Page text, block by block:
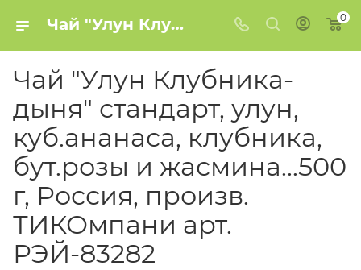
Чай "Улун Клубника-дыня" стандарт, улун, куб.ананаса, клубника, бут.розы и жасмина...500 г, Россия, произв. ТИКОмпани арт. РЭЙ-83282 купить в Минске 0
Чай "Улун Клубника-
дыня" стандарт, улун,
куб.ананаса, клубника,
бут.розы и жасмина...500
г, Россия, произв.
ТИКОмпани арт.
РЭЙ-83282